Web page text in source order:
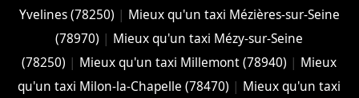
Yvelines (78250) | Mieux qu'un taxi Mézières-sur-Seine
(78970) | Mieux qu'un taxi Mézy-sur-Seine
(78250) | Mieux qu'un taxi Millemont (78940) | Mieux
qu'un taxi Milon-la-Chapelle (78470) | Mieux qu'un taxi